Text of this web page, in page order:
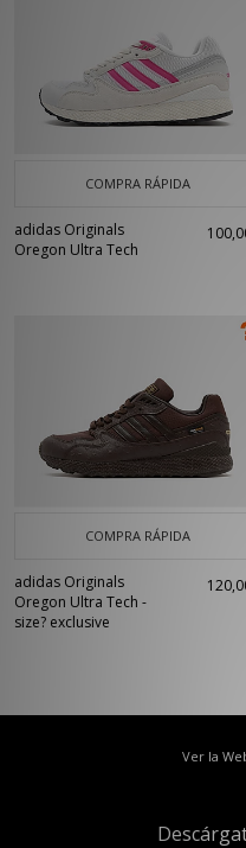
COMPRA RÁPIDA
adidas Originals
Oregon Ultra Tech
COMPRA RÁPIDA
adidas Originals
Oregon Ultra Tech -
size? exclusive
Ver la